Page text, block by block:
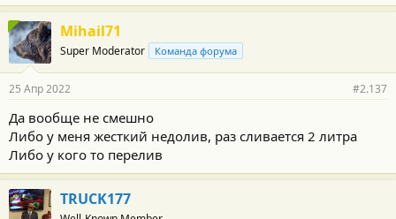
Mihail71
Super Moderator Команда форума
25 Апр 2022 #2.137
Да вообще не смешно
Либо у меня жесткий недолив, раз сливается 2 литра
Либо у кого то перелив
TRUCK177